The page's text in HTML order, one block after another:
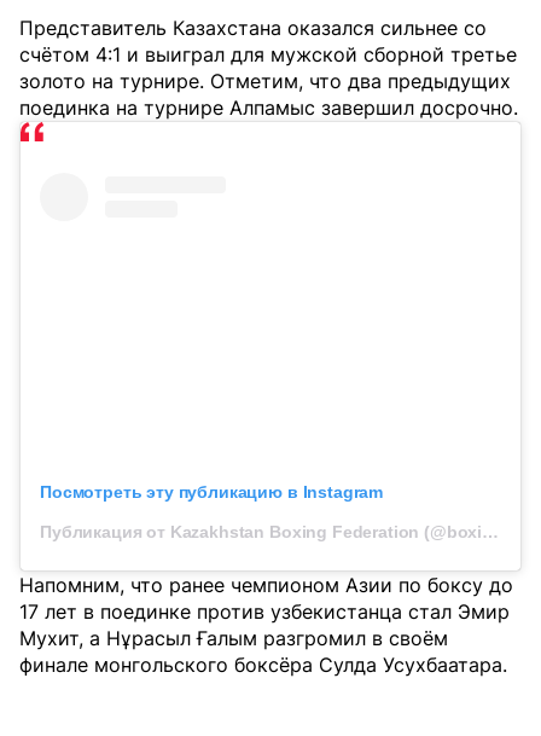
Представитель Казахстана оказался сильнее со
счётом 4:1 и выиграл для мужской сборной третье
золото на турнире. Отметим, что два предыдущих
поединка на турнире Алпамыс завершил досрочно.
Посмотреть эту публикацию в Instagram
Публикация от Kazakhstan Boxing Federation (@boxingkazakhstan)
Напомним, что ранее чемпионом Азии по боксу до
17 лет в поединке против узбекистанца стал Эмир
Мухит, а Нұрасыл Ғалым разгромил в своём
финале монгольского боксёра Сулда Усухбаатара.